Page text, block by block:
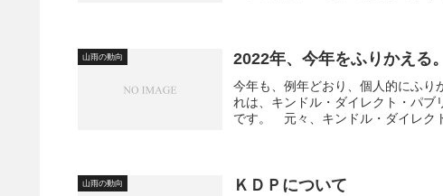
山雨の動向 2022年、今年をふりかえる。
今年も、例年どおり、個人的にふ
れは、キンドル・ダイレクト・パブ
です。 元々、キンドル・ダイレク
山雨の動向 ＫＤＰについて